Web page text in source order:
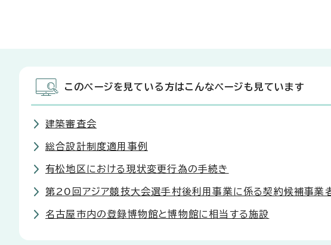
このページを見ている方はこんなページも見ています
建築審査会
総合設計制度適用事例
有松地区における現状変更行為の手続き
第20回アジア競技大会選手村後利用事業に係る契約候補事業
名古屋市内の登録博物館と博物館に相当する施設